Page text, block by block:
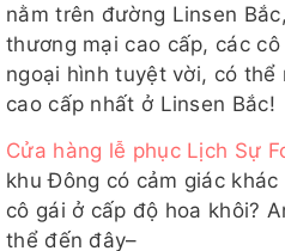
nằm trên đường Linsen
thương mại cao cấp, các
ngoại hình tuyệt vời, có thể
cao cấp nhất ở Linsen Bắc!
Cửa hàng lễ phục Lịch Sự
khu Đông có cảm giác
cô gái ở cấp độ hoa khôi?
thể đến đây–